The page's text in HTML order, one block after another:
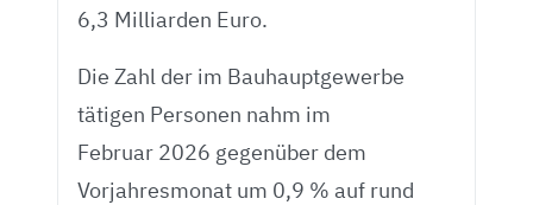
6,3 Milliarden Euro.
Die Zahl der im Bauhauptgewerbe
tätigen Personen nahm im
Februar 2026 gegenüber dem
Vorjahresmonat um 0,9 % auf rund